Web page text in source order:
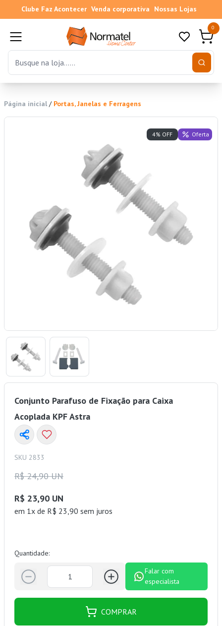
Clube Faz Acontecer Venda corporativa Nossas Lojas
0
Página inicial / Portas, Janelas e Ferragens
4% OFF Oferta
Conjunto Parafuso de Fixação para Caixa
Acoplada KPF Astra
SKU 2833
R$ 24,90 UN
R$ 23,90 UN
em 1x de R$ 23,90 sem juros
Quantidade:
Falar com
especialista
COMPRAR